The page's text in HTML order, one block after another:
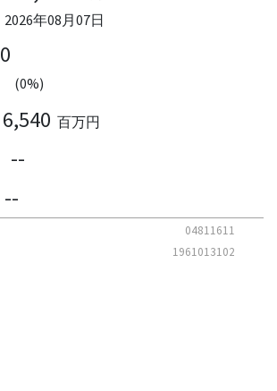
2026年08月07日
0
(0%)
6,540 百万円
--
--
04811611
1961013102